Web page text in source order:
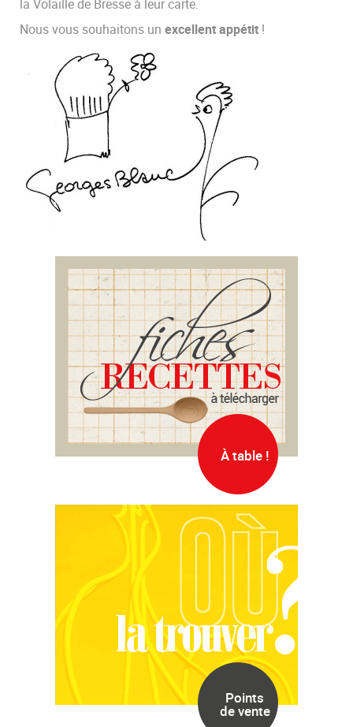
la Volaille de Bresse à leur carte.
Nous vous souhaitons un excellent appétit !
À table !
Points
de vente